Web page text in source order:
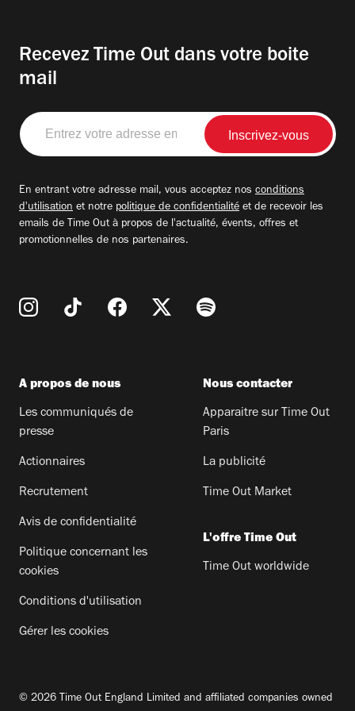
Recevez Time Out dans votre boite
mail
Entrez
votre
adresse
En entrant votre adresse mail, vous acceptez nos conditions
d'utilisation et notre politique de confidentialité et de recevoir les
emails de Time Out à propos de l'actualité, évents, offres et
promotionnelles de nos partenaires.
A propos de nous
Les communiqués de
presse
Actionnaires
Recrutement
Avis de confidentialité
Politique concernant les
cookies
Conditions d'utilisation
Gérer les cookies
Nous contacter
Apparaitre sur Time Out
Paris
La publicité
Time Out Market
L'offre Time Out
Time Out worldwide
© 2026 Time Out England Limited and affiliated companies owned